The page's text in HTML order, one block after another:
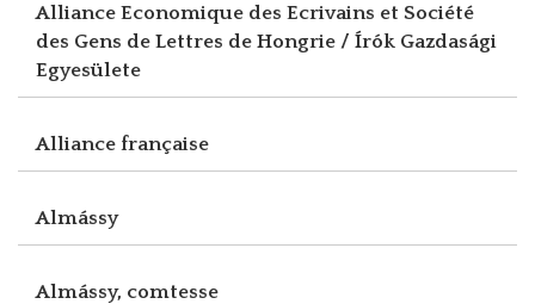
Alliance Economique des Ecrivains et Société
des Gens de Lettres de Hongrie / Írók Gazdasági
Egyesülete
Alliance française
Almássy
Almássy, comtesse